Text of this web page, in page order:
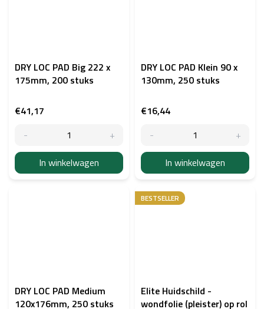
DRY LOC PAD Big 222 x
175mm, 200 stuks
€41,17
In winkelwagen
DRY LOC PAD Klein 90 x
130mm, 250 stuks
€16,44
In winkelwagen
DRY LOC PAD Medium
120x176mm, 250 stuks
BESTSELLER
Elite Huidschild -
wondfolie (pleister) op rol